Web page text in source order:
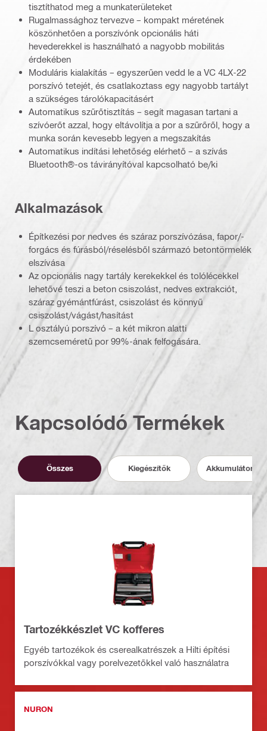
tisztíthatod meg a munkaterületeket
Rugalmassághoz tervezve – kompakt méretének
köszönhetően a porszívónk opcionális háti
hevederekkel is használható a nagyobb mobilitás
érdekében
Moduláris kialakítás – egyszerűen vedd le a VC 4LX-22
porszívó tetejét, és csatlakoztass egy nagyobb tartályt
a szükséges tárolókapacitásért
Automatikus szűrőtisztítás – segít magasan tartani a
szívóerőt azzal, hogy eltávolítja a por a szűrőről, hogy a
munka során kevesebb legyen a megszakítás
Automatikus indítási lehetőség elérhető – a szívás
Bluetooth®-os távirányítóval kapcsolható be/ki
Alkalmazások
Építkezési por nedves és száraz porszívózása, fapor/-
forgács és fúrásból/réselésből származó betontörmelék
elszívása
Az opcionális nagy tartály kerekekkel és tolólécekkel
lehetővé teszi a beton csiszolást, nedves extrakciót,
száraz gyémántfúrást, csiszolást és könnyű
csiszolást/vágást/hasítást
L osztályú porszívó – a két mikron alatti
szemcseméretű por 99%-ának felfogására.
Kapcsolódó Termékek
Összes Kiegészítők Akkumulátor és
Tartozékkészlet VC kofferes
Egyéb tartozékok és cserealkatrészek a Hilti építési
porszívókkal vagy porelvezetőkkel való használatra
NURON